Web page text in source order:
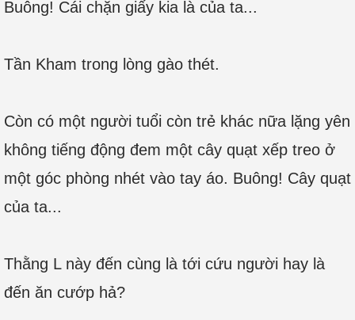
Buông! Cái chặn giấy kia là của ta...
Tần Kham trong lòng gào thét.
Còn có một người tuổi còn trẻ khác nữa lặng yên
không tiếng động đem một cây quạt xếp treo ở
một góc phòng nhét vào tay áo. Buông! Cây quạt
của ta...
Thằng L này đến cùng là tới cứu người hay là
đến ăn cướp hả?